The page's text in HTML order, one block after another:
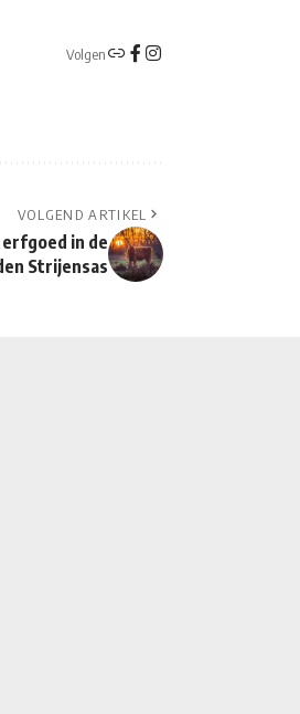
Volgen
VOLGEND ARTIKEL
in de
Strijensas